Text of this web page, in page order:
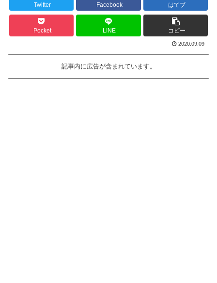
Twitter Facebook はてブ
Pocket LINE コピー
2020.09.09
記事内に広告が含まれています。